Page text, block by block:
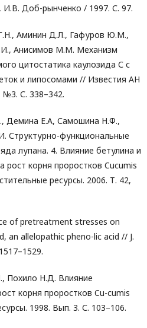
Доб-рынченко / 1997. С. 97.
Аминин Д.Л., Гафуров Ю.М.,
Анисимов М.М. Механизм
цитостатика каулозида С с
и липосомами // Известия АН
№3. С. 338–342.
Демина Е.А, Самошина Н.Ф.,
Структурно-функциональные
лупана. 4. Влияние бетулина и
рост корня проростков Cucumis
ресурсы. 2006. Т. 42,
of pretreatment stresses on
an allelopathic pheno-lic acid // J.
Похило Н.Д. Влияние
корня проростков Cu-cumis
1998. Вып. 3. С. 103–106.